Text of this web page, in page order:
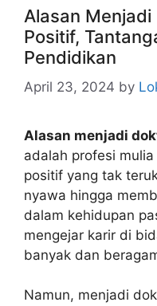
Alasan
Positif,
Pendidikan
April 23, 2024 by
Alasan menjadi
adalah profesi
positif yang tak
nyawa hingga
dalam kehidupan
mengejar karir di
banyak dan
Namun, menjadi